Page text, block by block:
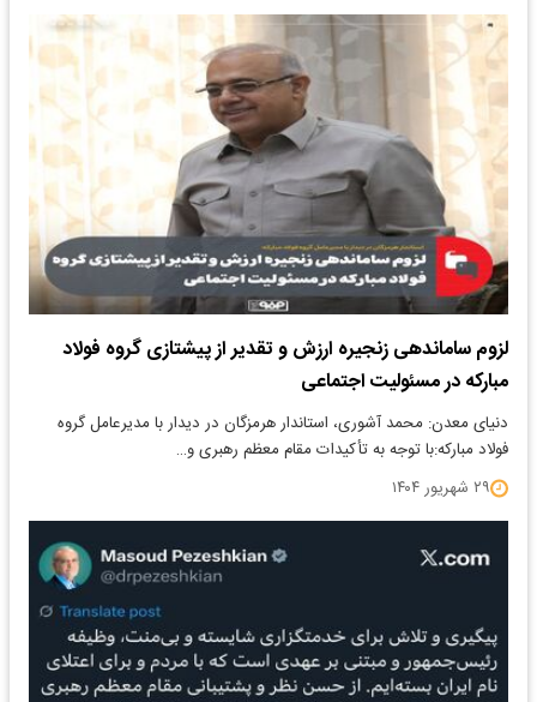
لزوم ساماندهی زنجیره ارزش و تقدیر از پیشتازی گروه فولاد
مبارکه در مسئولیت اجتماعی
دنیای معدن: محمد آشوری، استاندار هرمزگان در دیدار با مدیرعامل گروه
فولاد مبارکه:با توجه به تأکیدات مقام معظم رهبری و…
۲۹ شهریور ۱۴۰۴